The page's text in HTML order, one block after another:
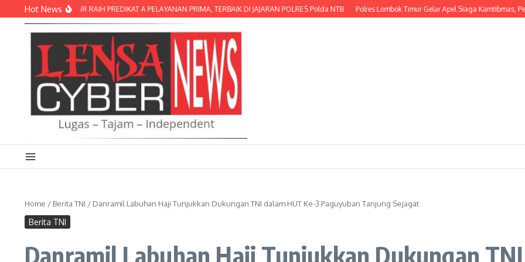
Lewati ke konten
Hot News
LOMBOK TIMUR RAIH PREDIKAT A PELAYANAN PRIMA, TERBAIK DI JAJARAN POLRES Polda NTB Polres Lombok Timur Gelar Apel Siaga Kamtibmas, Perkuat
Home / Berita TNI / Danramil Labuhan Haji Tunjukkan Dukungan TNI dalam HUT Ke-3 Paguyuban Tanjung Sejagat
Berita TNI
Danramil Labuhan Haji Tunjukkan Dukungan